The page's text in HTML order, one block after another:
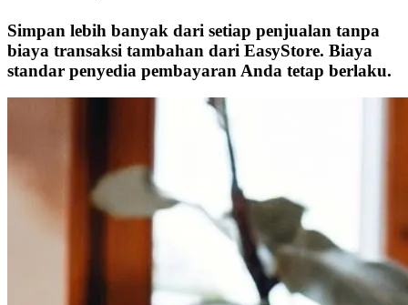
Simpan lebih banyak dari setiap penjualan tanpa
biaya transaksi tambahan dari EasyStore. Biaya
standar penyedia pembayaran Anda tetap berlaku.